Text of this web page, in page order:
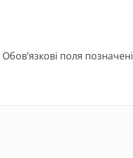
Обов’язкові поля позначені